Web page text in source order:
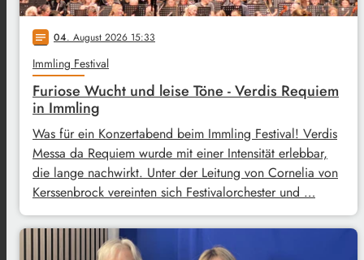
notes 04. August 2026 15:33
Immling Festival
Furiose Wucht und leise Töne - Verdis Requiem
in Immling
Was für ein Konzertabend beim Immling Festival! Verdis
Messa da Requiem wurde mit einer Intensität erlebbar,
die lange nachwirkt. Unter der Leitung von Cornelia von
Kerssenbrock vereinten sich Festivalorchester und …